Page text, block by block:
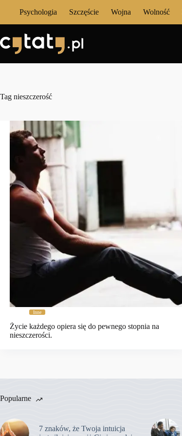
Psychologia Szczęście Wojna Wolność
Tag nieszczerość
Inne
Życie każdego opiera się do pewnego stopnia na
nieszczerości.
Popularne
7 znaków, że Twoja intuicja